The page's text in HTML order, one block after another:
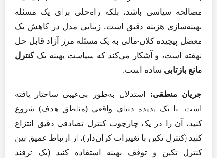
مصالحه سیاسی باشد، بلکه راه‌حلی برای یک مسئله
بهینه‌سازی هزینه دقیق است. زیبایی مدل در کاهش یک
معضل پیچیده کلان-مالی به یک مسئله مرز آزاد قابل حل
نهفته است، و آشکار می‌کند که سیاست بهینه یککنترل
مانع بازتابی ساده است.
جریان منطقی: استدلال به‌طور بی‌عیبی ساختار یافته
است. با یک پدیده دنیای واقعی (مناطق هدف) شروع
کنید، آن را در یک چارچوب کنترل تصادفی دقیق انتزاع
کنید (کنترل تکین با تغییرات کران‌دار)، از ارتباط عمیق بین
کنترل تکین و توقف بهینه استفاده کنید (یک ترفند